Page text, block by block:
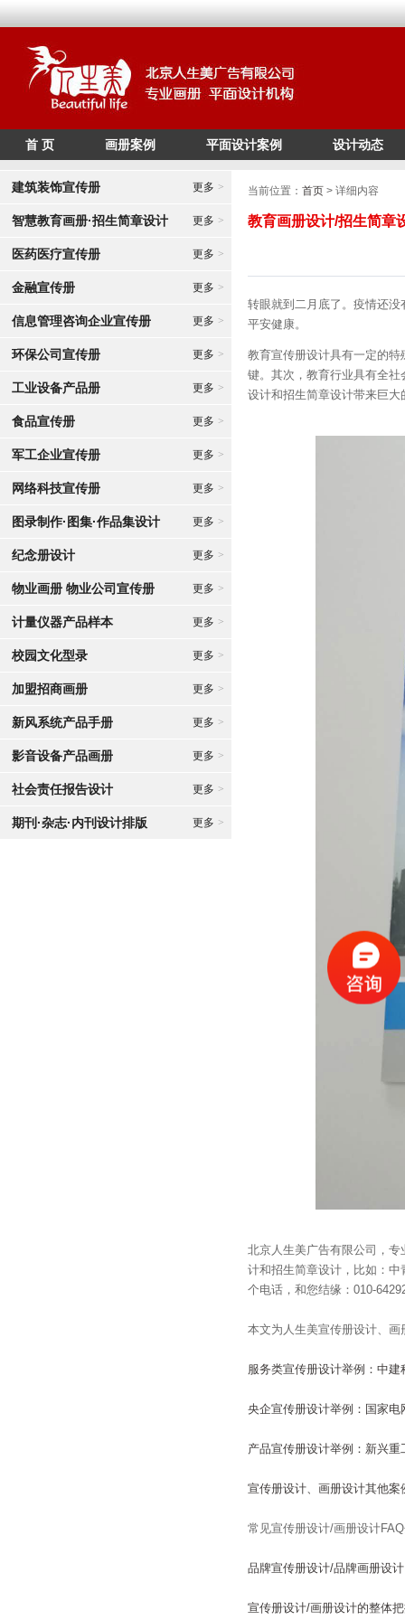
/* */
首 页 画册案例 平面设计案例 设计动态
建筑装饰宣传册 更多 >
智慧教育画册·招生简章设计 更多 >
医药医疗宣传册 更多 >
金融宣传册 更多 >
信息管理咨询企业宣传册 更多 >
环保公司宣传册 更多 >
工业设备产品册 更多 >
食品宣传册 更多 >
军工企业宣传册 更多 >
网络科技宣传册 更多 >
图录制作·图集·作品集设计 更多 >
纪念册设计 更多 >
物业画册 物业公司宣传册 更多 >
计量仪器产品样本 更多 >
校园文化型录 更多 >
加盟招商画册 更多 >
新风系统产品手册 更多 >
影音设备产品画册 更多 >
社会责任报告设计 更多 >
期刊·杂志·内刊设计排版 更多 >
当前位置： 首页 > 详细内容
教育画册设计/招生简章
转眼就到二月底了。疫情还
平安健康。
教育宣传册设计具有一定的特
键。其次，教育行业具有全
设计和招生简章设计带来巨大
北京人生美广告有限公司，
计和招生简章设计，比如：
个电话，和您结缘：010-
本文为人生美宣传册设计、
服务类宣传册设计举例：中建
央企宣传册设计举例：国家电
产品宣传册设计举例：新兴重
宣传册设计、画册设计其他案
常见宣传册设计/画册设计
品牌宣传册设计/品牌画册设计
宣传册设计/画册设计的整体